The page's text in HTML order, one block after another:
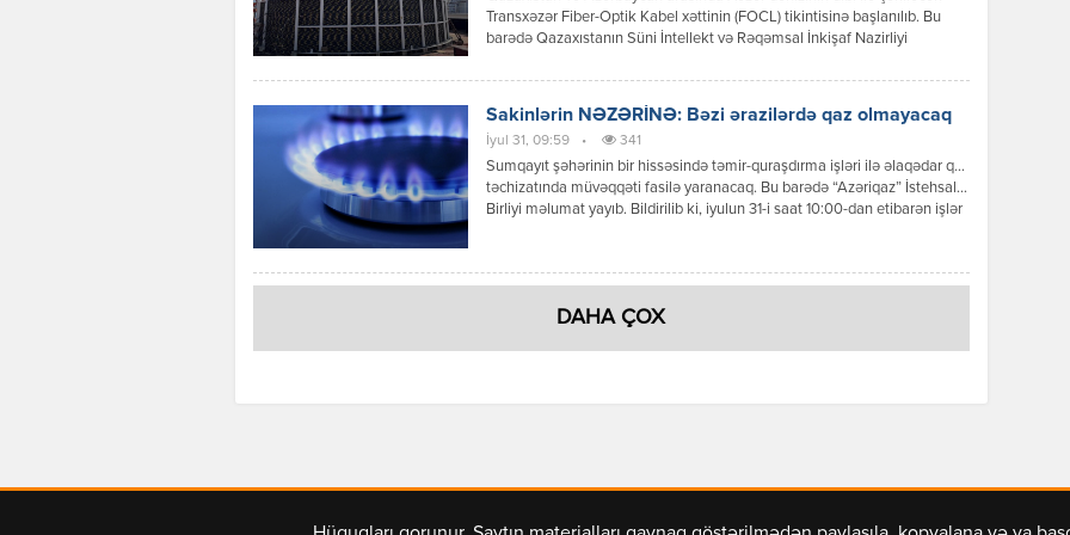
Transxəzər Fiber-Optik Kabel xəttinin (FOCL) tikintisinə başlanılıb. Bu
barədə Qazaxıstanın Süni İntellekt və Rəqəmsal İnkişaf Nazirliyi
həmçinin ümumi çəkisi 600 ton olan üç iri kabel səbəti xüsusi logistika
Sakinlərin NƏZƏRİNƏ: Bəzi ərazilərdə qaz olmayacaq
İyul 31, 09:59 • 341
Sumqayıt şəhərinin bir hissəsində təmir-quraşdırma işləri ilə əlaqədar qaz
təchizatında müvəqqəti fasilə yaranacaq. Bu barədə “Azəriqaz” İstehsalat
Birliyi məlumat yayıb. Bildirilib ki, iyulun 31-i saat 10:00-dan etibarən işlər
DAHA ÇOX